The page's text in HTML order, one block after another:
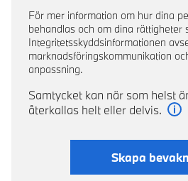
För mer information om hur dina
behandlas och om dina rättigheter
Integritetsskyddsinformationen
marknadsföringskommunikation
anpassning.
Samtycket kan när som helst
återkallas helt eller delvis.
Skapa